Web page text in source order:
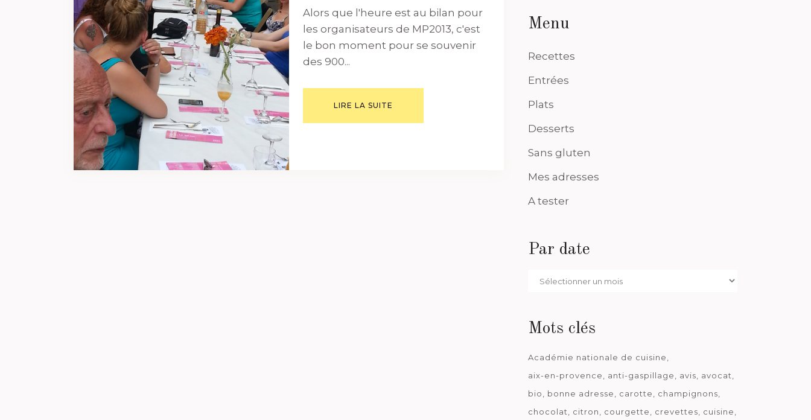
Alors que l'heure est au bilan pour
les organisateurs de MP2013, c'est
le bon moment pour se souvenir
des 900...
LIRE LA SUITE
Menu
Recettes
Entrées
Plats
Desserts
Sans gluten
Mes adresses
A tester
Par date
Par
Mots clés
Académie nationale de cuisine
aix-en-provence
anti-gaspillage avis
avocat
bio
bonne adresse carotte
champignons
chocolat
citron courgette crevettes
cuisine